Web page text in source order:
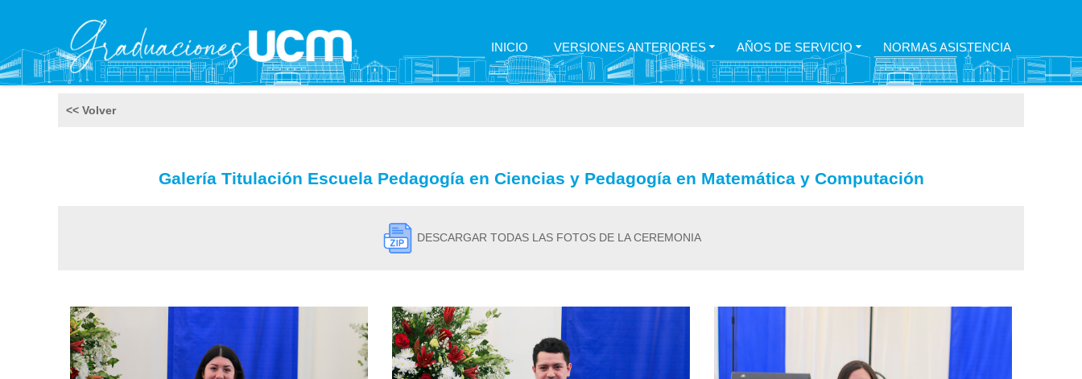
INICIO VERSIONES ANTERIORES AÑOS DE SERVICIO NORMAS ASISTENCIA
<< Volver
Galería Titulación Escuela Pedagogía en Ciencias y Pedagogía en Matemática y Computación
DESCARGAR TODAS LAS FOTOS DE LA CEREMONIA